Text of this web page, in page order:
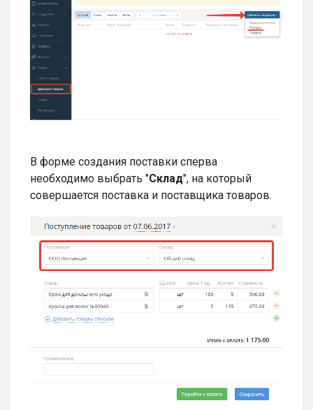
В форме создания поставки сперва
необходимо выбрать "Склад", на который
совершается поставка и поставщика товаров.